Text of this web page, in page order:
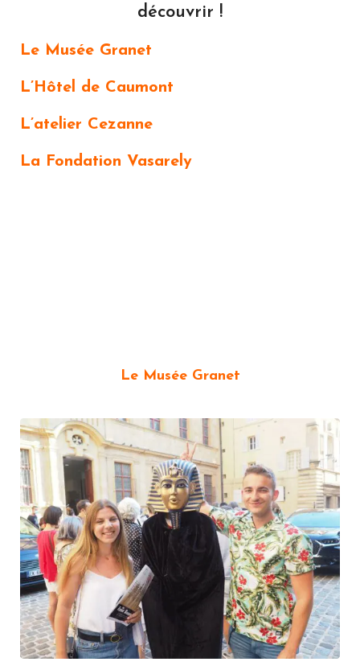
découvrir !
Le Musée Granet
L’Hôtel de Caumont
L’atelier Cezanne
La Fondation Vasarely
Le Musée Granet